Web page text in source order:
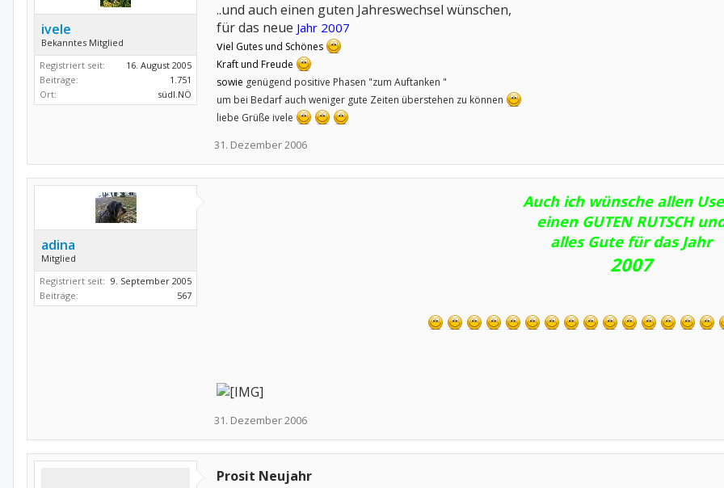
ivele
Bekanntes Mitglied
Registriert seit:
16. August 2005
Beiträge:
1.751
Ort:
südl.NÖ
..und auch einen guten Jahreswechsel wünschen,
für das neue Jahr 2007
viel Gutes und Schönes
Kraft und Freude
sowie genügend positive Phasen "zum Auftanken "
um bei Bedarf auch weniger gute Zeiten überstehen zu können
liebe Grüße ivele
31. Dezember 2006
adina
Mitglied
Registriert seit: 9. September 2005
Beiträge:
567
Auch ich wünsche allen
einen GUTEN RUTSCH
alles Gute für das Jahr
2007
31. Dezember 2006
Prosit Neujahr